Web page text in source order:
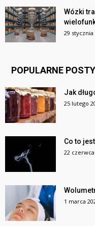
Wózki
29 stycznia
POPULARNE POSTY
Jak
25 lutego
Co to
22 czerwca
1 marca